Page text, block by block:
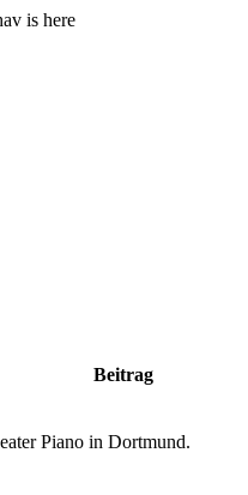
is here
Beitrag
Piano in Dortmund.